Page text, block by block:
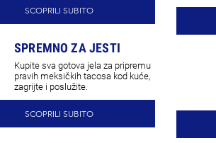
SCOPRILI SUBITO
SPREMNO ZA JESTI
Kupite sva gotova jela za pripremu
pravih meksičkih tacosa kod kuće,
zagrijte i poslužite.
SCOPRILI SUBITO